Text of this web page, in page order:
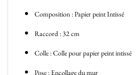
Composition : Papier peint Intissé
Raccord : 32 cm
Colle : Colle pour papier peint intissé
Pose : Encollage du mur